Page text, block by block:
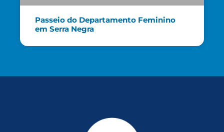
Passeio do Departamento Feminino
em Serra Negra